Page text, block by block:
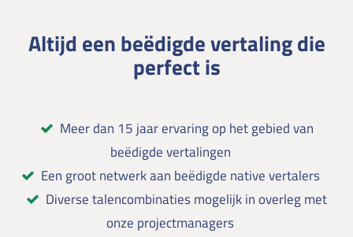
Altijd een beëdigde vertaling die
perfect is
Meer dan 15 jaar ervaring op het gebied van
beëdigde vertalingen
Een groot netwerk aan beëdigde native vertalers
Diverse talencombinaties mogelijk in overleg met
onze projectmanagers